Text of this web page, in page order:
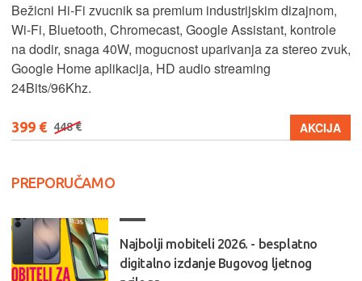
Bežicni Hi-Fi zvucnik sa premium industrijskim dizajnom,
Wi-Fi, Bluetooth, Chromecast, Google Assistant, kontrole
na dodir, snaga 40W, mogucnost uparivanja za stereo zvuk,
Google Home aplikacija, HD audio streaming
24Bits/96Khz.
399 € 448 € AKCIJA
PREPORUČAMO
Najbolji mobiteli 2026. - besplatno
digitalno izdanje Bugovog ljetnog